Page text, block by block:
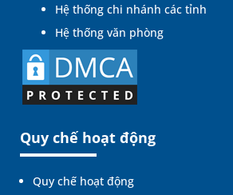
Hệ thống chi nhánh các tỉnh
Hệ thống văn phòng
Quy chế hoạt động
Quy chế hoạt động